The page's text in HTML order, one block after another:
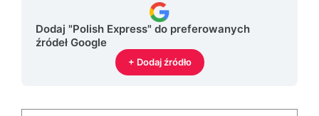
Dodaj "Polish Express" do preferowanych
źródeł Google
+ Dodaj źródło